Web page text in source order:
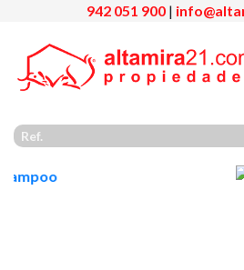
942 051 900 |